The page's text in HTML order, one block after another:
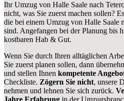
Ihr Umzug von Halle Saale nach
nicht, was Sie zuerst machen sollen?
die bei einem Umzug von Halle Saale
sind. Angefangen bei der Planung bis
kostbaren Hab & Gut.
Wenn Sie durch Ihren alltäglichen
Sie zuerst planen sollen, dann
und stellen Ihnen kompetente
Checkliste. Zögern Sie nicht, unsere
nehmen und lehnen Sie sich zurück.